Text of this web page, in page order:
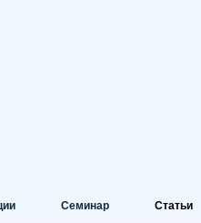
Семинар Статьи